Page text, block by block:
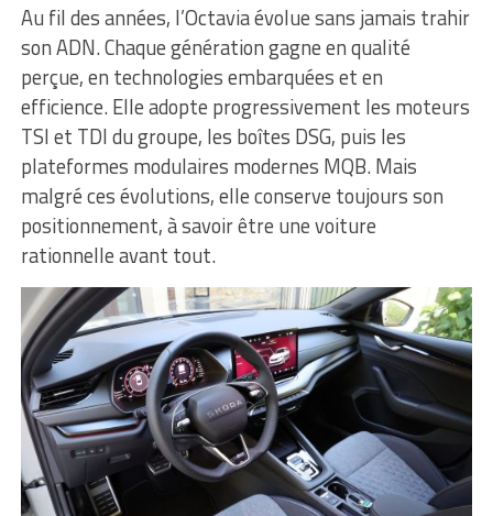
Au fil des années, l’Octavia évolue sans jamais trahir
son ADN. Chaque génération gagne en qualité
perçue, en technologies embarquées et en
efficience. Elle adopte progressivement les moteurs
TSI et TDI du groupe, les boîtes DSG, puis les
plateformes modulaires modernes MQB. Mais
malgré ces évolutions, elle conserve toujours son
positionnement, à savoir être une voiture
rationnelle avant tout.